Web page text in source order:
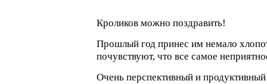
Кроликов можно поздравить!
Прошлый год принес им немало
почувствуют, что все самое
Очень перспективный и